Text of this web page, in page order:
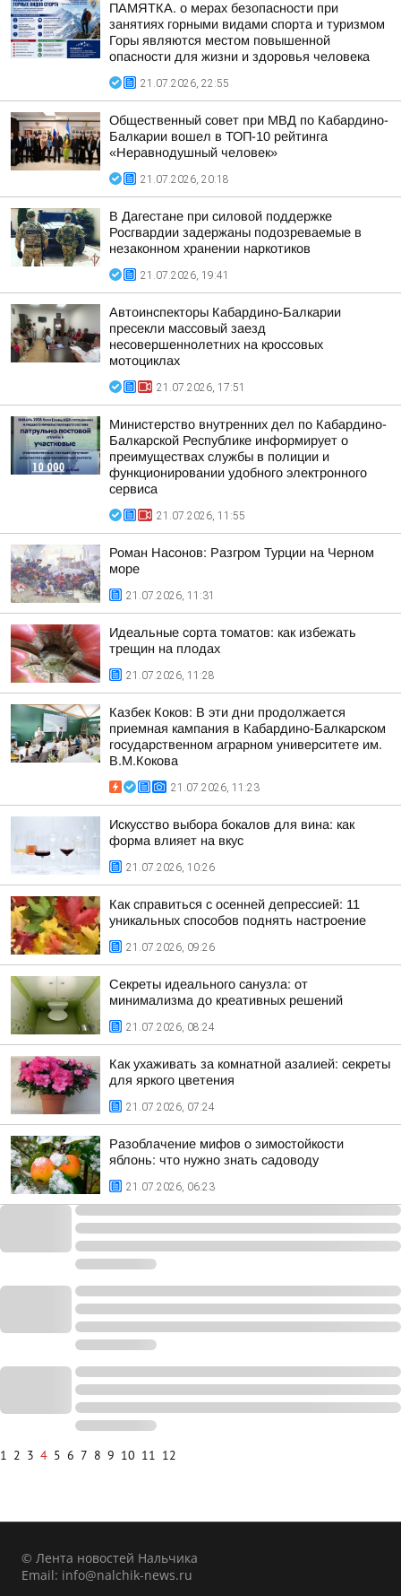
ПАМЯТКА. о мерах безопасности при
занятиях горными видами спорта и туризмом
Горы являются местом повышенной
опасности для жизни и здоровья человека
21.07.2026, 22:55
Общественный совет при МВД по Кабардино-
Балкарии вошел в ТОП-10 рейтинга
«Неравнодушный человек»
21.07.2026, 20:18
В Дагестане при силовой поддержке
Росгвардии задержаны подозреваемые в
незаконном хранении наркотиков
21.07.2026, 19:41
Автоинспекторы Кабардино-Балкарии
пресекли массовый заезд
несовершеннолетних на кроссовых
мотоциклах
21.07.2026, 17:51
Министерство внутренних дел по Кабардино-
Балкарской Республике информирует о
преимуществах службы в полиции и
функционировании удобного электронного
сервиса
21.07.2026, 11:55
Роман Насонов: Разгром Турции на Черном
море
21.07.2026, 11:31
Идеальные сорта томатов: как избежать
трещин на плодах
21.07.2026, 11:28
Казбек Коков: В эти дни продолжается
приемная кампания в Кабардино-Балкарском
государственном аграрном университете им.
В.М.Кокова
21.07.2026, 11:23
Искусство выбора бокалов для вина: как
форма влияет на вкус
21.07.2026, 10:26
Как справиться с осенней депрессией: 11
уникальных способов поднять настроение
21.07.2026, 09:26
Секреты идеального санузла: от
минимализма до креативных решений
21.07.2026, 08:24
Как ухаживать за комнатной азалией: секреты
для яркого цветения
21.07.2026, 07:24
Разоблачение мифов о зимостойкости
яблонь: что нужно знать садоводу
21.07.2026, 06:23
1 2 3 4 5 6 7 8 9 10 11 12
© Лента новостей Нальчика
Email: info@nalchik-news.ru